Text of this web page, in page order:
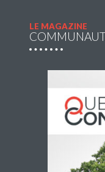
Accueils de
réservations
décembre 2026
Les réservations
La Maison Pop’,
décembre 2026,
LE MAGAZINE